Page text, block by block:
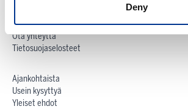
Deny
Vastuullisuus
Ota yhteyttä
Tietosuojaselosteet
Ajankohtaista
Usein kysyttyä
Yleiset ehdot